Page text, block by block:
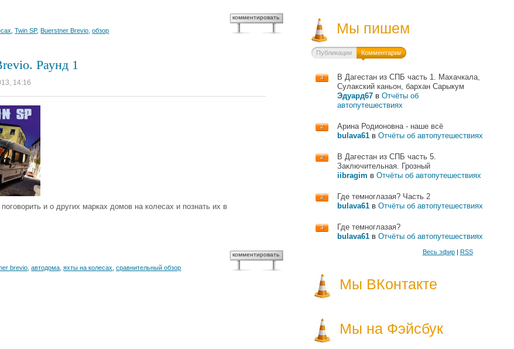
,Twin SP,Buerstner Brevio ,обзор
комментировать
Раунд 1
14:16
и о других марках домов на колесах и познать их в
brevio ,автодома ,яхты на колесах ,сравнительный обзор
комментировать
Мы пишем
Публикации Комментарии
3
В Дагестан из СПБ часть 1. Махачкала,
Сулакский каньон, бархан Сарыкум
Эдуард67в Отчёты об
автопутешествиях
2
Арина Родионовна - наше всё
bulava61в Отчёты об автопутешествиях
2
В Дагестан из СПБ часть 5.
Заключительная. Грозный
iibragim в Отчёты об автопутешествиях
2
Где темноглазая? Часть 2
bulava61в Отчёты об автопутешествиях
3
Где темноглазая?
bulava61в Отчёты об автопутешествиях
Весь эфир| RSS
Мы ВКонтакте
Мы на Фэйсбук